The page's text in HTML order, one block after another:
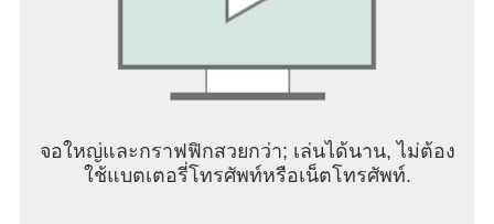
จอใหญ่และกราฟฟิกสวยกว่า; เล่นได้นาน, ไม่ต้อง
ใช้แบตเตอรี่โทรศัพท์หรือเน็ตโทรศัพท์.